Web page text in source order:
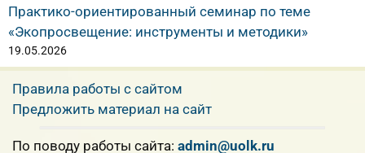
Практико-ориентированный семинар по теме
«Экопросвещение: инструменты и методики»
19.05.2026
Правила работы с сайтом
Предложить материал на сайт
По поводу работы сайта: admin@uolk.ru